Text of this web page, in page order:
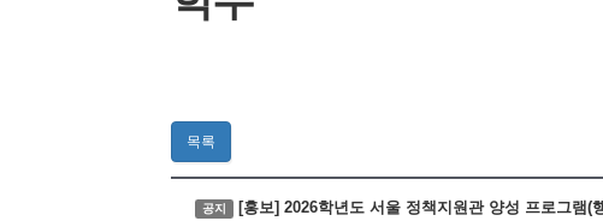
목록
공지 [홍보] 2026학년도 서울 정책지원관 양성 프로그램(